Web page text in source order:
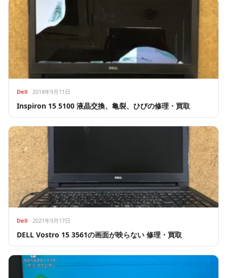
Dell 2018年9月11日
Inspiron 15 5100 液晶交換、亀裂、ひびの修理・買取
Dell 2021年9月17日
DELL Vostro 15 3561の画面が映らない 修理・買取